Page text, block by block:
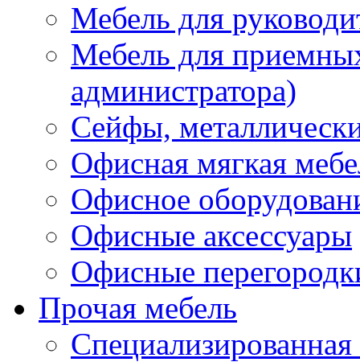
Мебель для
Мебель для
администратора)
Сейфы,
Офисная мягкая
Офисное
Офисные аксессуары
Офисные
Прочая мебель
Специализированная